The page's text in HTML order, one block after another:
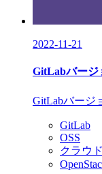
2022-11-21
GitLabバージ
GitLabバージ
GitLab
OSS
クラウド